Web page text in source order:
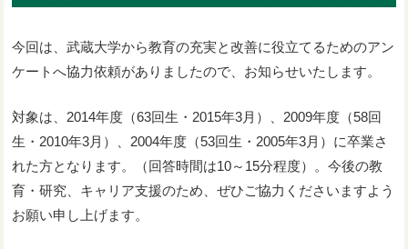
今回は、武蔵大学から教育の充実と改善に役立てるためのアン
ケートへ協力依頼がありましたので、お知らせいたします。
対象は、2014年度（63回生・2015年3月）、2009年度（58回
生・2010年3月）、2004年度（53回生・2005年3月）に卒業さ
れた方となります。（回答時間は10～15分程度）。今後の教
育・研究、キャリア支援のため、ぜひご協力くださいますよう
お願い申し上げます。